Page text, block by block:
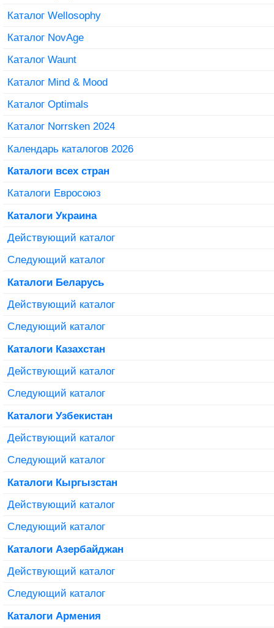
Каталог Wellosophy
Каталог NovAge
Каталог Waunt
Каталог Mind & Mood
Каталог Optimals
Каталог Norrsken 2024
Календарь каталогов 2026
Каталоги всех стран
Каталоги Евросоюз
Каталоги Украина
Действующий каталог
Следующий каталог
Каталоги Беларусь
Действующий каталог
Следующий каталог
Каталоги Казахстан
Действующий каталог
Следующий каталог
Каталоги Узбекистан
Действующий каталог
Следующий каталог
Каталоги Кыргызстан
Действующий каталог
Следующий каталог
Каталоги Азербайджан
Действующий каталог
Следующий каталог
Каталоги Армения